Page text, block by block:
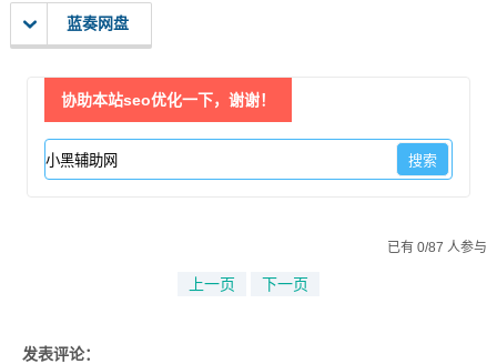
蓝奏网盘
协助本站seo优化一下，谢谢！
已有 0/87 人参与
上一页 下一页
发表评论：